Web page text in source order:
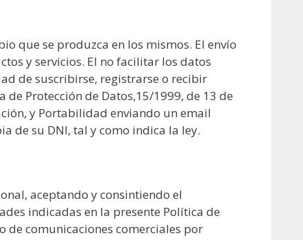
que se produzca en los mismos. El envío
y servicios. El no facilitar los datos
de suscribirse, registrarse o recibir
Protección de Datos,15/1999, de 13 de
y Portabilidad enviando un email
de su DNI, tal y como indica la ley.
aceptando y consintiendo el
indicadas en la presente Política de
de comunicaciones comerciales por